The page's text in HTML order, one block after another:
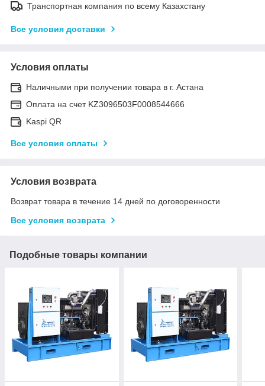
Транспортная компания по всему Казахстану
Все условия доставки
Условия оплаты
Наличными при получении товара в г. Астана
Оплата на счет KZ3096503F0008544666
Kaspi QR
Все условия оплаты
Условия возврата
Возврат товара в течение 14 дней по договоренности
Все условия возврата
Подобные товары компании